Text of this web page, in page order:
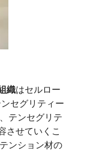
織はセルロー
セグリティー
テンセグリテ
させていくこ
ンション材の